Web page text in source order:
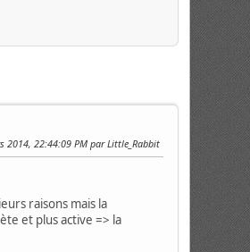
2014, 22:44:09 PM par Little_Rabbit
raisons mais la
et plus active => la